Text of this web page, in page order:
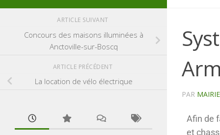
PAR
Afin de
et
ARTICLE SUIVANT
Concours des maisons illuminées à
Anctoville-sur-Boscq
ARTICLE PRÉCÉDENT
La location de vélo électrique